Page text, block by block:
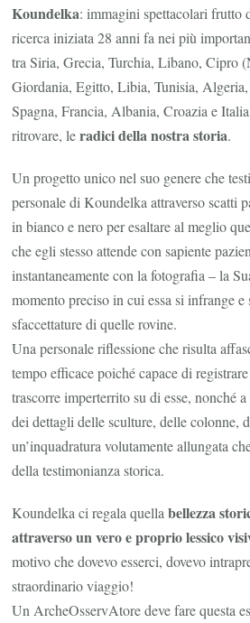
Koundelka: immagini spettacolari frutto
ricerca iniziata 28 anni fa nei più
tra Siria, Grecia, Turchia, Libano, Cipro
Giordania, Egitto, Libia, Tunisia,
Spagna, Francia, Albania, Croazia e
ritrovare, leradici della nostra storia.
Un progetto unico nel suo genere che
personale di Koundelka attraverso scatti
in bianco e nero per esaltare al meglio
che egli stesso attende con sapiente
instantaneamente con la fotografia – la
momento preciso in cui essa si infrange
sfaccettature di quelle rovine.
Una personale riflessione che risulta
tempo efficace poiché capace di
trascorre imperterrito su di esse, nonché
dei dettagli delle sculture, delle colonne,
un’inquadratura volutamente allungata
della testimonianza storica.
Koundelka ci regala quellabellezza
attraverso un vero e proprio lessico
motivo che dovevo esserci, dovevo
straordinario viaggio!
Un ArcheOsservAtore deve fare questa